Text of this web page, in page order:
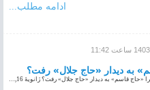
ادامه مطلب...
به دیدار «حاج جلال» رفت؟
«حاج قاسم» به دیدار «حاج جلال» رفت؟ ژانویهٔ 16,…